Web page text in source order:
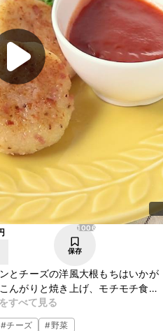
1006
保存
とチーズの洋風大根もちはいかが
んがりと焼き上げ、モチモチ食感
す。おかずやおやつにもぴったり
、ぜひお試しくださいね。
すべて見る
#チーズ #野菜